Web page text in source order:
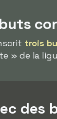
trois
» de la
des